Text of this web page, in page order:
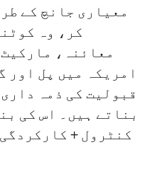
معیاری جانچ کے
کر، وہ
معائنہ،
امریکہ میں پل اور
قبولیت کی ذمہ
بناتے ہیں۔ اس کی
کنٹرول +